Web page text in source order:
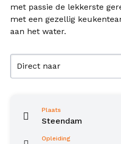
met passie de lekkerste
met een gezellig
aan het water.
Direct naar
Plaats
Steendam
Opleiding